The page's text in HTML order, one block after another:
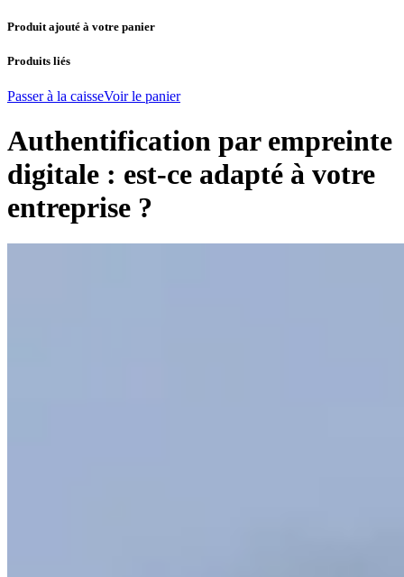
Produit ajouté à votre panier
Produits liés
Passer à la caisseVoir le panier
Authentification par empreinte
digitale : est-ce adapté à votre
entreprise ?